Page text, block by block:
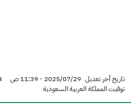
تاريخ آخر تعديل 2025/07/29 - 11:39 ص
04/
توقيت المملكة العربية السعودية